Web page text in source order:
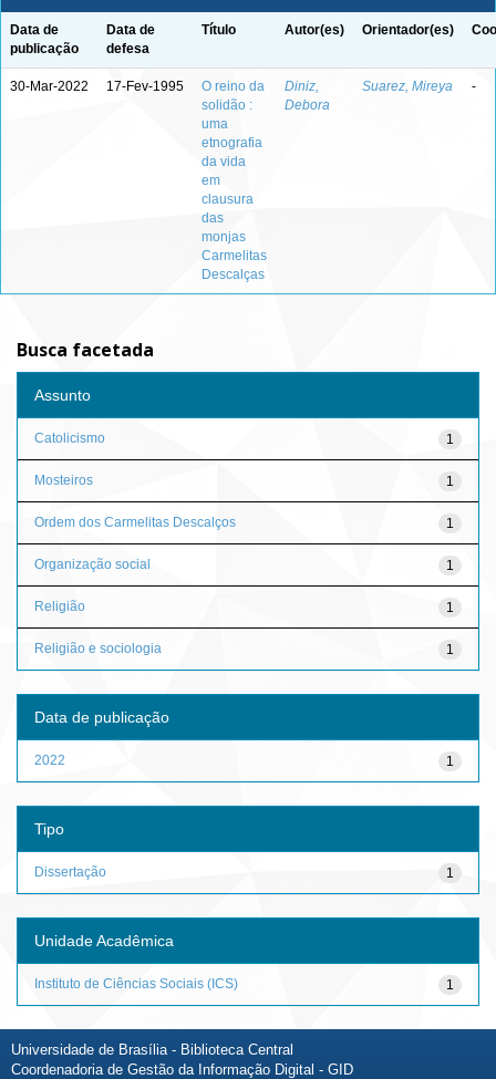
Data de
publicação
Data de
defesa
Título Autor(es) Orientador(es)
30-Mar-2022 17-Fev-1995
O reino da
solidão :
uma
etnografia
da vida
em
clausura
das
monjas
Carmelitas
Descalças
Diniz,
Debora
Suarez, Mireya -
Busca facetada
Assunto
1
Catolicismo
1
Mosteiros
1
Ordem dos Carmelitas Descalços
1
Organização social
1
Religião
1
Religião e sociologia
Data de publicação
1
2022
Tipo
1
Dissertação
Unidade Acadêmica
1
Instituto de Ciências Sociais (ICS)
Universidade de Brasília - Biblioteca Central
Coordenadoria de Gestão da Informação Digital - GID